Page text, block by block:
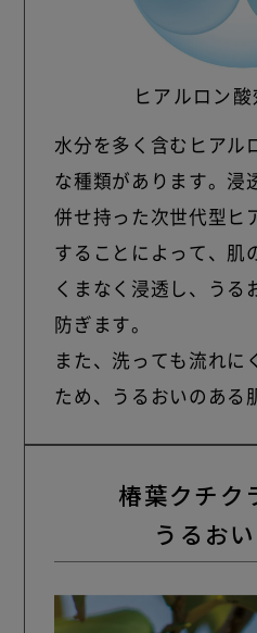
ヒアルロン
水分を多く含むヒアル
な種類があります。浸
併せ持った次世代型ヒ
することによって、肌
くまなく浸透し、うる
防ぎます。
また、洗っても流れに
ため、うるおいのある
椿葉クチク
うるお